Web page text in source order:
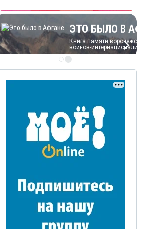
ЭТО БЫЛО В
Книга памяти воронежских
воинов-интернационалистов
ЭТО БЫЛО В АФГАНЕ
Книга памяти воронежских
воинов-интернационалистов